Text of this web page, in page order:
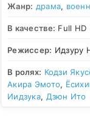
Жанр: драма,
В качестве: Full HD
Режиссер: Идзуру
В ролях: Кодзи
Акира Эмото,
Иидзука, Дзюн Ито